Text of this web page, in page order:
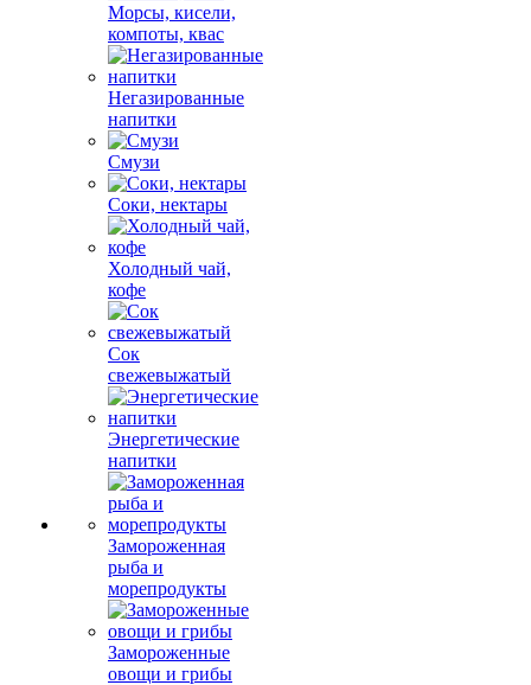
Морсы, кисели,
компоты, квас
Негазированные
напитки
Смузи
Соки, нектары
Холодный чай,
кофе
Сок
свежевыжатый
Энергетические
напитки
Замороженная
рыба и
морепродукты
Замороженные
овощи и грибы